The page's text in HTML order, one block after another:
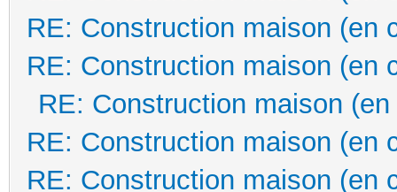
RE: Construction maison (en
RE: Construction maison (en
RE: Construction maison
RE: Construction maison (en
RE: Construction maison (en